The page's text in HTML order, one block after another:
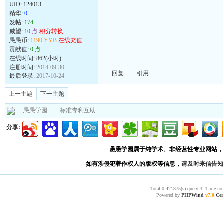
UID: 124013
精华: 0
发帖: 174
威望: 10 点 积分转换
愚愚币: 1190 YYB 在线充值
贡献值: 0 点
在线时间: 862(小时)
注册时间: 2014-09-30
最后登录: 2017-10-24 回复 引用
上一主题 下一主题
愚愚学园 标准专利互助
分享:
愚愚学园属于纯学术、非经营性专业网站
如有涉侵犯著作权人的版权等信息， 请及时来信告知
Total 0.421875(s) query 3, Time
Powered by PHPWind v7.0